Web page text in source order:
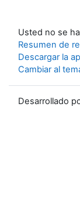
Usted no se
Resumen de
Descargar la
Cambiar al
Desarrollado